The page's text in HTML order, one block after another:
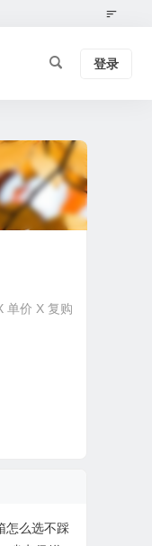
登录
单价 X 复购
怎么选不踩